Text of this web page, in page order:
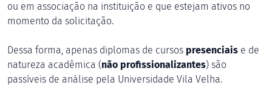
ou em associação na instituição e que estejam ativos no
momento da solicitação.
Dessa forma, apenas diplomas de cursos presenciais e de
natureza acadêmica (não profissionalizantes) são
passíveis de análise pela Universidade Vila Velha.